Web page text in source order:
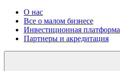
О нас
Все о малом бизнесе
Инвестиционная платформа
Партнеры и акредитация